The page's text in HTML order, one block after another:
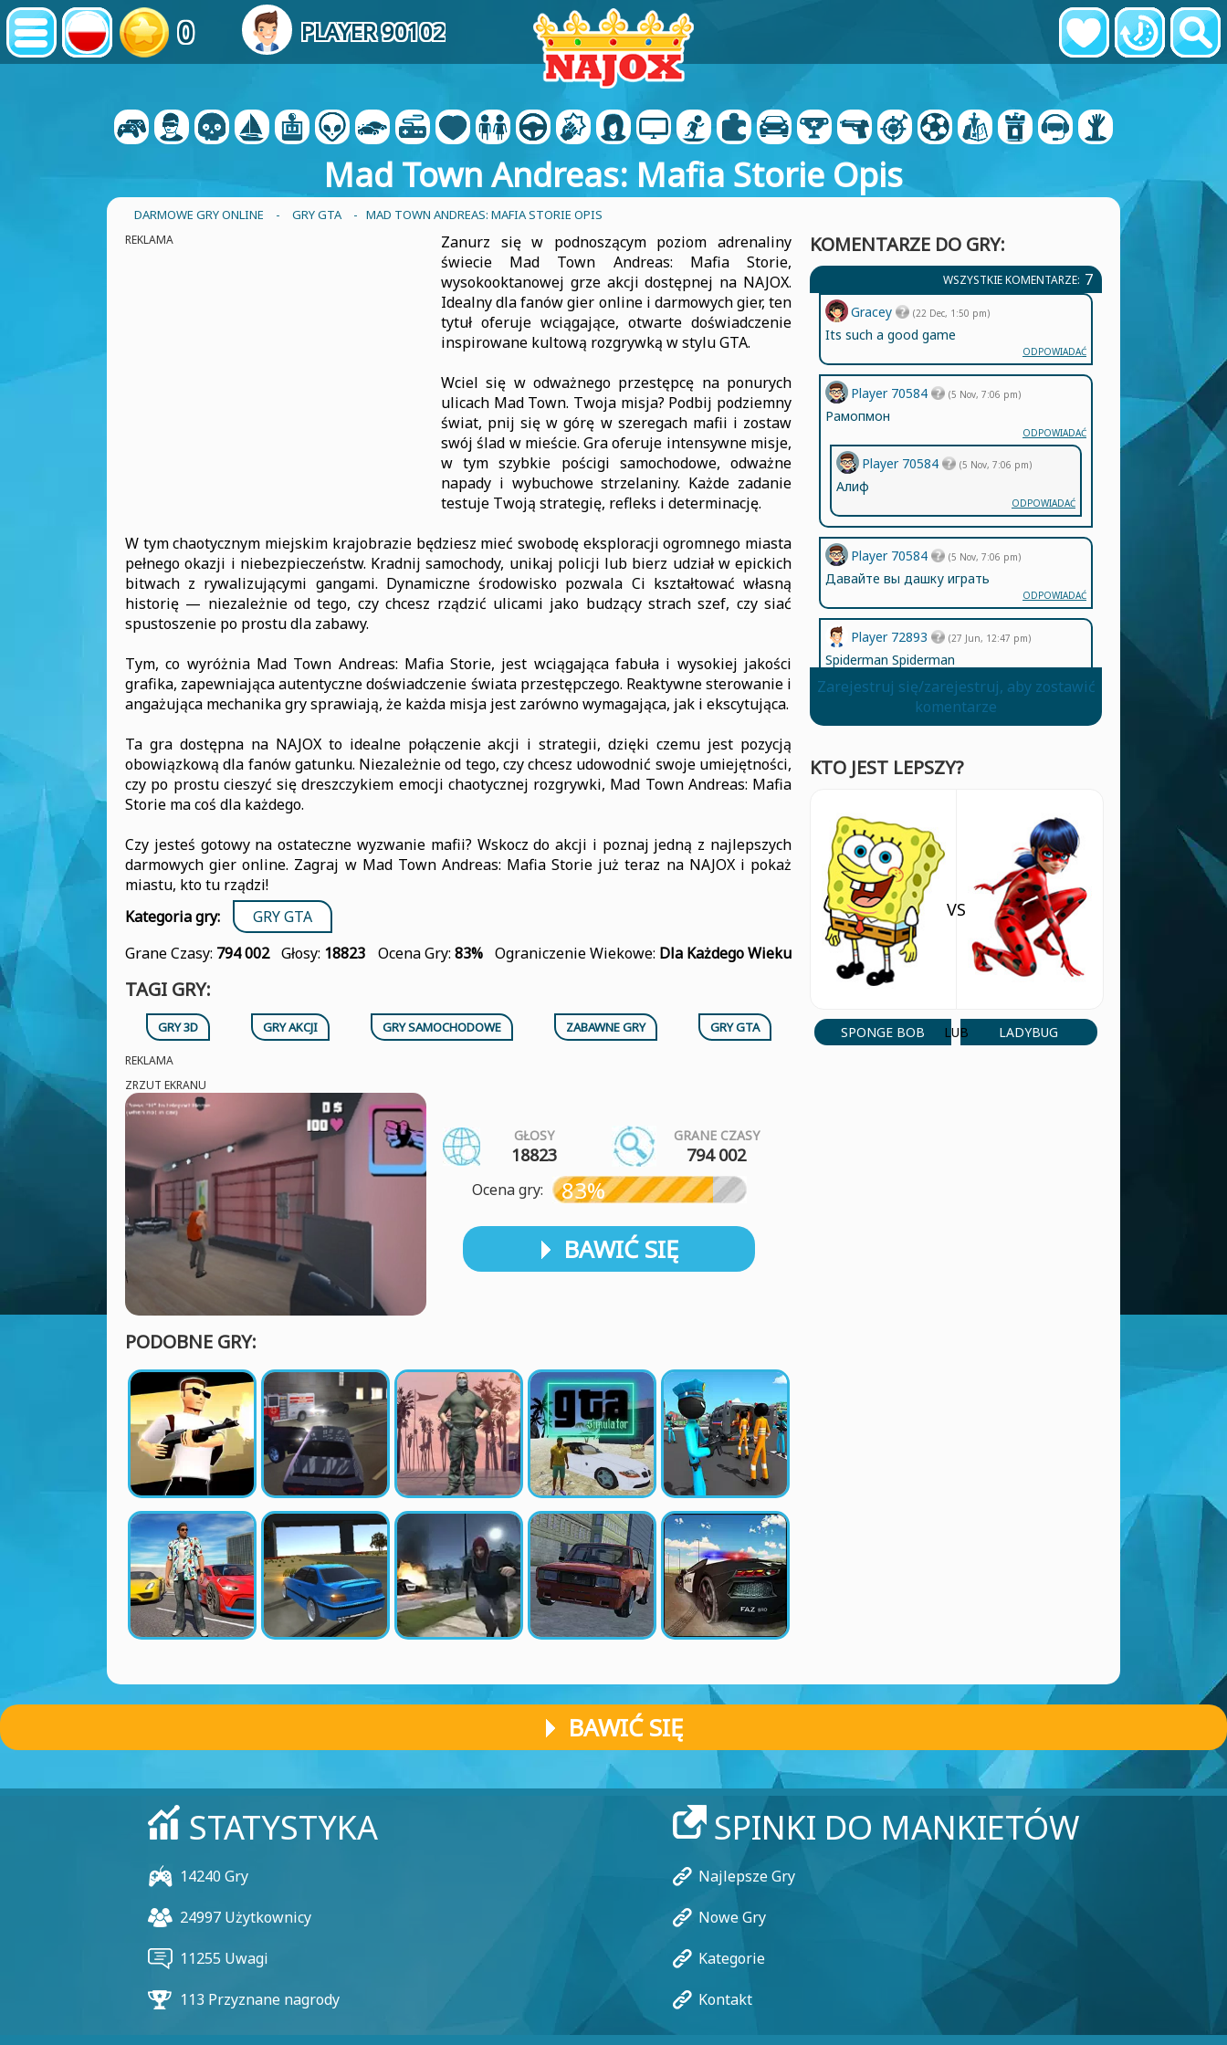
0 PLAYER 90102
Mad Town Andreas: Mafia Storie Opis
DARMOWE GRY ONLINE - GRY GTA - MAD TOWN ANDREAS: MAFIA STORIE OPIS
REKLAMA
Zanurz się w podnoszącym poziom adrenaliny
świecie Mad Town Andreas: Mafia Storie,
wysokooktanowej grze akcji dostępnej na NAJOX.
Idealny dla fanów gier online i darmowych gier, ten
tytuł oferuje wciągające, otwarte doświadczenie
inspirowane kultową rozgrywką w stylu GTA.
Wciel się w odważnego przestępcę na ponurych
ulicach Mad Town. Twoja misja? Podbij podziemny
świat, pnij się w górę w szeregach mafii i zostaw
swój ślad w mieście. Gra oferuje intensywne misje,
w tym szybkie pościgi samochodowe, odważne
napady i wybuchowe strzelaniny. Każde zadanie
testuje Twoją strategię, refleks i determinację.
W tym chaotycznym miejskim krajobrazie będziesz mieć swobodę eksploracji ogromnego miasta
pełnego okazji i niebezpieczeństw. Kradnij samochody, unikaj policji lub bierz udział w epickich
bitwach z rywalizującymi gangami. Dynamiczne środowisko pozwala Ci kształtować własną
historię — niezależnie od tego, czy chcesz rządzić ulicami jako budzący strach szef, czy siać
spustoszenie po prostu dla zabawy.
Tym, co wyróżnia Mad Town Andreas: Mafia Storie, jest wciągająca fabuła i wysokiej jakości
grafika, zapewniająca autentyczne doświadczenie świata przestępczego. Reaktywne sterowanie i
angażująca mechanika gry sprawiają, że każda misja jest zarówno wymagająca, jak i ekscytująca.
Ta gra dostępna na NAJOX to idealne połączenie akcji i strategii, dzięki czemu jest pozycją
obowiązkową dla fanów gatunku. Niezależnie od tego, czy chcesz udowodnić swoje umiejętności,
czy po prostu cieszyć się dreszczykiem emocji chaotycznej rozgrywki, Mad Town Andreas: Mafia
Storie ma coś dla każdego.
Czy jesteś gotowy na ostateczne wyzwanie mafii? Wskocz do akcji i poznaj jedną z najlepszych
darmowych gier online. Zagraj w Mad Town Andreas: Mafia Storie już teraz na NAJOX i pokaż
miastu, kto tu rządzi!
Kategoria gry:
GRY GTA
Grane Czasy: 794 002 Głosy: 18823 Ocena Gry: 83% Ograniczenie Wiekowe: Dla Każdego Wieku
TAGI GRY:
GRY 3D GRY AKCJI GRY SAMOCHODOWE ZABAWNE GRY GRY GTA
REKLAMA
ZRZUT EKRANU
GŁOSY
18823
GRANE CZASY
794 002
Ocena gry: 83%
BAWIĆ SIĘ
PODOBNE GRY:
KOMENTARZE DO GRY:
WSZYSTKIE KOMENTARZE: 7
Omg
ODPOWIADAĆ
Player 72893 (27 Jun, 12:47 pm)
Spiderman Spiderman
Player 70584 (5 Nov, 7:05 pm)
Ланрккка
Player 70584 (5 Nov, 7:06 pm)
Давайте вы дашку играть
ODPOWIADAĆ
Player 70584 (5 Nov, 7:06 pm)
Рамопмон
ODPOWIADAĆ
Player 70584 (5 Nov, 7:06 pm)
Алиф
ODPOWIADAĆ
Gracey (22 Dec, 1:50 pm)
Its such a good game
ODPOWIADAĆ
Zarejestruj się/zarejestruj, aby zostawić
komentarze
KTO JEST LEPSZY?
SPONGE BOB
VS
LUB LADYBUG
BAWIĆ SIĘ
STATYSTYKA
14240 Gry
24997 Użytkownicy
11255 Uwagi
113 Przyznane nagrody
SPINKI DO MANKIETÓW
Najlepsze Gry
Nowe Gry
Kategorie
Kontakt